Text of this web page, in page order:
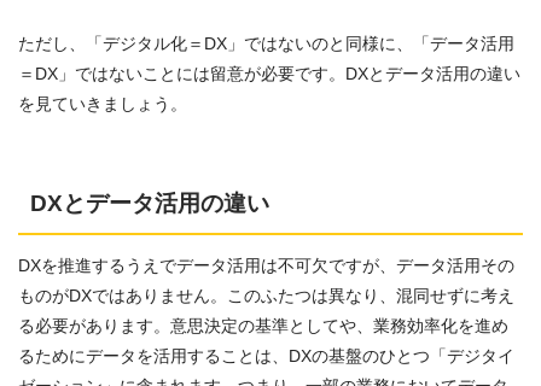
ただし、「デジタル化＝DX」ではないのと同様に、「データ活用
＝DX」ではないことには留意が必要です。DXとデータ活用の違い
を見ていきましょう。
DXとデータ活用の違い
DXを推進するうえでデータ活用は不可欠ですが、データ活用その
ものがDXではありません。このふたつは異なり、混同せずに考え
る必要があります。意思決定の基準としてや、業務効率化を進め
るためにデータを活用することは、DXの基盤のひとつ「デジタイ